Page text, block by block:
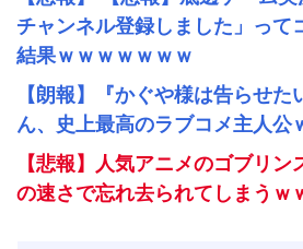
チャンネル登録しました」って
結果ｗｗｗｗｗｗｗ
【朗報】『かぐや様は告らせた
ん、史上最高のラブコメ主人公
【悲報】人気アニメのゴブリ
の速さで忘れ去られてしまうｗ